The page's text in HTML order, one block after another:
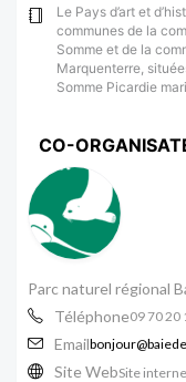
Le Pays d’art et
communes de la
Somme et de la
Marquenterre,
Somme Picardie
CO-
Parc naturel régional
Téléphone09 70 20
Email
Site WebSite